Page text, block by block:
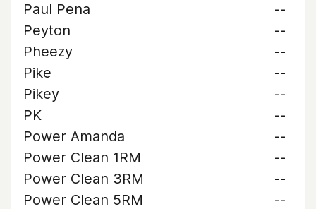
Paul Pena
--
Peyton
--
Pheezy
--
Pike
--
Pikey
--
PK
--
Power Amanda
--
Power Clean 1RM
--
Power Clean 3RM
--
Power Clean 5RM
--